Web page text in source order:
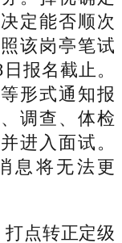
定能否顺次
该岗亭笔试
报名截止。
形式通知报
调查、体检
进入面试。
息将无法更
点转正定级